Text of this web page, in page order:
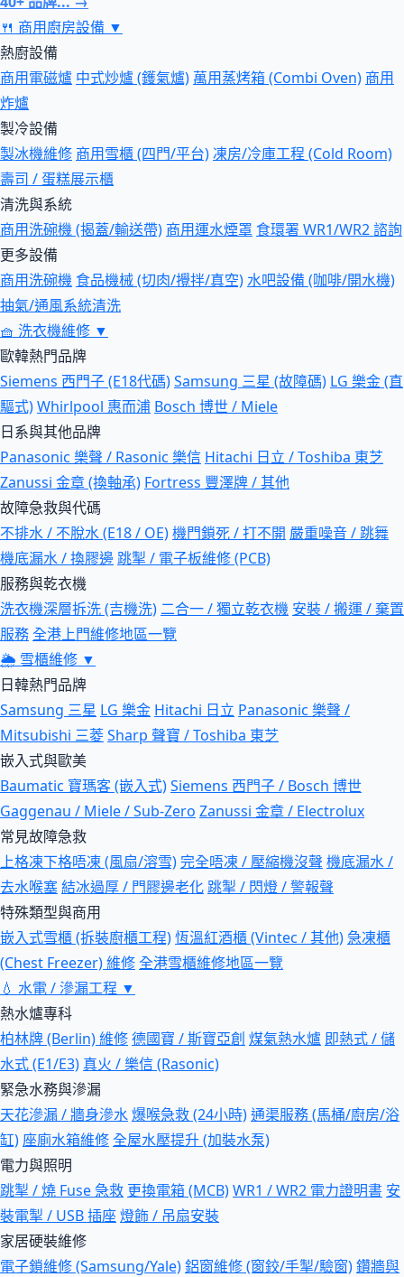
🍴 商用廚房設備 ▼
熱廚設備
商用電磁爐 中式炒爐 (鑊氣爐) 萬用蒸烤箱 (Combi Oven) 商用
炸爐
製冷設備
製冰機維修 商用雪櫃 (四門/平台)凍房/冷庫工程 (Cold Room)
壽司 / 蛋糕展示櫃
清洗與系統
商用洗碗機 (揭蓋/輸送帶) 商用運水煙罩 食環署 WR1/WR2 諮詢
更多設備
商用洗碗機 食品機械 (切肉/攪拌/真空)水吧設備 (咖啡/開水機)
抽氣/通風系統清洗
🧺 洗衣機維修 ▼
歐韓熱門品牌
Siemens 西門子 (E18代碼)Samsung 三星 (故障碼) LG 樂金 (直
驅式)Whirlpool 惠而浦 Bosch 博世 / Miele
日系與其他品牌
Panasonic 樂聲 / Rasonic 樂信 Hitachi 日立 / Toshiba 東芝
Zanussi 金章 (換軸承) Fortress 豐澤牌 / 其他
故障急救與代碼
不排水 / 不脫水 (E18 / OE)機門鎖死 / 打不開 嚴重噪音 / 跳舞
機底漏水 / 換膠邊跳掣 / 電子板維修 (PCB)
服務與乾衣機
洗衣機深層拆洗 (吉機洗) 二合一 / 獨立乾衣機 安裝 / 搬運 / 棄置
服務全港上門維修地區一覽
🌦 雪櫃維修 ▼
日韓熱門品牌
Samsung 三星 LG 樂金 Hitachi 日立 Panasonic 樂聲 /
Mitsubishi 三菱Sharp 聲寶 / Toshiba 東芝
嵌入式與歐美
Baumatic 寶瑪客 (嵌入式)Siemens 西門子 / Bosch 博世
Gaggenau / Miele / Sub-Zero Zanussi 金章 / Electrolux
常見故障急救
上格凍下格唔凍 (風扇/溶雪)完全唔凍 / 壓縮機沒聲 機底漏水 /
去水喉塞結冰過厚 / 門膠邊老化跳掣 / 閃燈 / 警報聲
特殊類型與商用
嵌入式雪櫃 (拆裝廚櫃工程)恆溫紅酒櫃 (Vintec / 其他)急凍櫃
(Chest Freezer) 維修全港雪櫃維修地區一覽
💧 水電 / 滲漏工程 ▼
熱水爐專科
柏林牌 (Berlin) 維修德國寶 / 斯寶亞創 煤氣熱水爐 即熱式 / 儲
水式 (E1/E3) 真火 / 樂信 (Rasonic)
緊急水務與滲漏
天花滲漏 / 牆身滲水爆喉急救 (24小時)通渠服務 (馬桶/廚房/浴
缸) 座廁水箱維修全屋水壓提升 (加裝水泵)
電力與照明
跳掣 / 燒 Fuse 急救 更換電箱 (MCB)WR1 / WR2 電力證明書 安
裝電掣 / USB 插座燈飾 / 吊扇安裝
家居硬裝維修
電子鎖維修 (Samsung/Yale)鋁窗維修 (窗鉸/手掣/驗窗)鑽牆與